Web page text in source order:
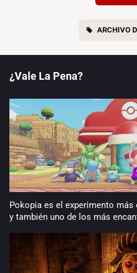
ARCHIVO
¿Vale La Pena?
Pokopia es el experimento
y también uno de los más